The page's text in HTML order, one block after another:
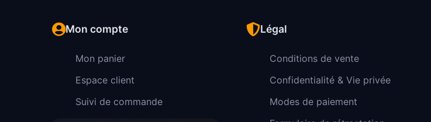
Mon compte
Mon panier
Espace client
Suivi de commande
Légal
Conditions de vente
Confidentialité & Vie privée
Modes de paiement